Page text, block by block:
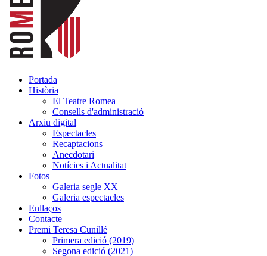
Portada
Història
El Teatre Romea
Consells d'administració
Arxiu digital
Espectacles
Recaptacions
Anecdotari
Notícies i Actualitat
Fotos
Galeria segle XX
Galeria espectacles
Enllaços
Contacte
Premi Teresa Cunillé
Primera edició (2019)
Segona edició (2021)